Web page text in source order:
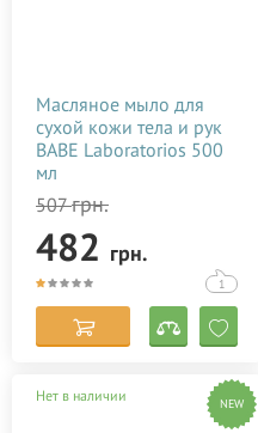
Масляное мыло для
сухой кожи тела и рук
BABE Laboratorios 500
мл
507грн.
482 грн.
1
Нет в наличии NEW